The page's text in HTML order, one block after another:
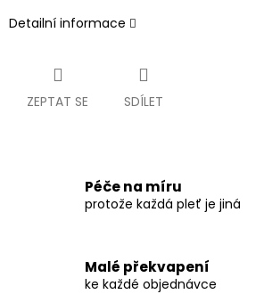
Detailní informace
ZEPTAT SE SDÍLET
Péče na míru
protože každá pleť je jiná
Malé překvapení
ke každé objednávce